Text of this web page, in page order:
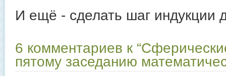
И ещё - сделать шаг индукции
6 комментариев к
пятому заседанию